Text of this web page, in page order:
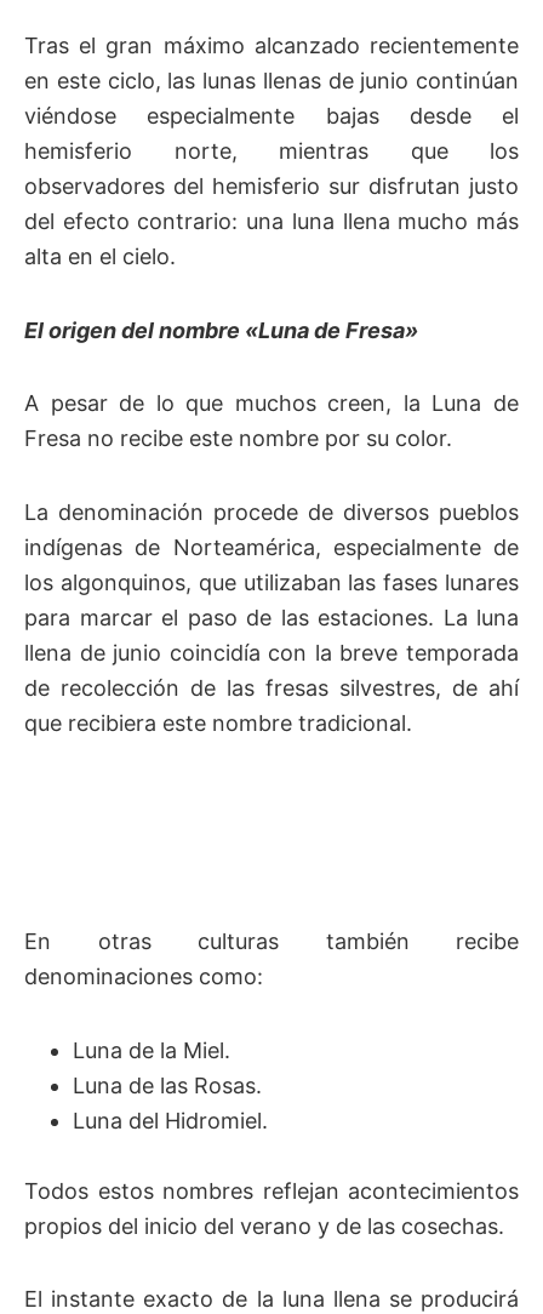
Tras el gran máximo alcanzado recientemente
en este ciclo, las lunas llenas de junio continúan
viéndose especialmente bajas desde el
hemisferio norte, mientras que los
observadores del hemisferio sur disfrutan justo
del efecto contrario: una luna llena mucho más
alta en el cielo.
El origen del nombre «Luna de Fresa»
A pesar de lo que muchos creen, la Luna de
Fresa no recibe este nombre por su color.
La denominación procede de diversos pueblos
indígenas de Norteamérica, especialmente de
los algonquinos, que utilizaban las fases lunares
para marcar el paso de las estaciones. La luna
llena de junio coincidía con la breve temporada
de recolección de las fresas silvestres, de ahí
que recibiera este nombre tradicional.
En otras culturas también recibe
denominaciones como:
Luna de la Miel.
Luna de las Rosas.
Luna del Hidromiel.
Todos estos nombres reflejan acontecimientos
propios del inicio del verano y de las cosechas.
El instante exacto de la luna llena se producirá